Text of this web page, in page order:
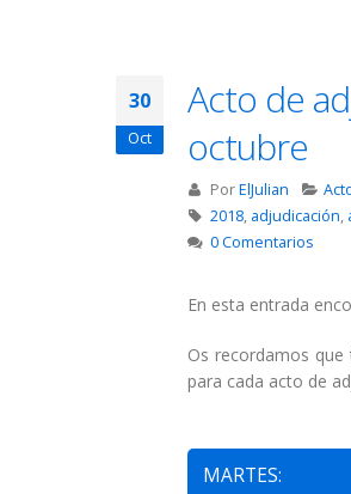
30
Oct
Acto de
octubre
PorElJulian
2018, adjudicación,
0 Comentarios
En esta entrada
Os recordamos que
para cada acto de
MARTES: